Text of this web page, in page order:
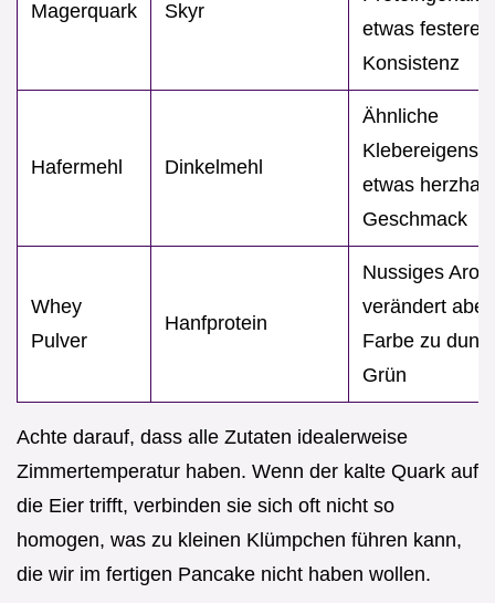
Magerquark Skyr
etwas festere
Konsistenz
Hafermehl Dinkelmehl
Ähnliche
etwas
Geschmack
Whey
Pulver
Hanfprotein
Nussiges
verändert
Farbe zu
Grün
Achte darauf, dass alle Zutaten idealerweise
Zimmertemperatur haben. Wenn der kalte Quark auf
die Eier trifft, verbinden sie sich oft nicht so
homogen, was zu kleinen Klümpchen führen kann,
die wir im fertigen Pancake nicht haben wollen.